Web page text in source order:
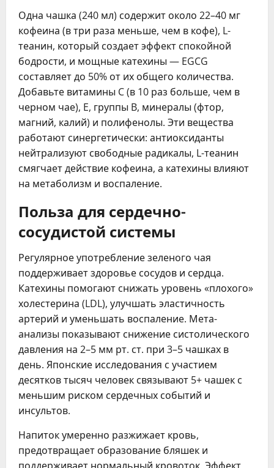
Одна чашка (240 мл) содержит около 22–40 мг
кофеина (в три раза меньше, чем в кофе), L-
теанин, который создает эффект спокойной
бодрости, и мощные катехины — EGCG
составляет до 50% от их общего количества.
Добавьте витамины C (в 10 раз больше, чем в
черном чае), E, группы B, минералы (фтор,
магний, калий) и полифенолы. Эти вещества
работают синергетически: антиоксиданты
нейтрализуют свободные радикалы, L-теанин
смягчает действие кофеина, а катехины влияют
на метаболизм и воспаление.
Польза для сердечно-
сосудистой системы
Регулярное употребление зеленого чая
поддерживает здоровье сосудов и сердца.
Катехины помогают снижать уровень «плохого»
холестерина (LDL), улучшать эластичность
артерий и уменьшать воспаление. Мета-
анализы показывают снижение систолического
давления на 2–5 мм рт. ст. при 3–5 чашках в
день. Японские исследования с участием
десятков тысяч человек связывают 5+ чашек с
меньшим риском сердечных событий и
инсультов.
Напиток умеренно разжижает кровь,
предотвращает образование бляшек и